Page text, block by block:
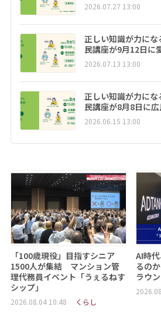
2026.07.27 13:00
正しい知識が力に
民講座が9月12日に
2026.07.13 13:00
正しい知識が力に
民講座が8月8日に
2026.06.15 13:00
「100歳現役」目指すシニア
1500人が集結 マンション管
理代務員イベント「うぇるねす
シップ」
2026.08.04 10:48 くらし
AI時
るの
ラウ